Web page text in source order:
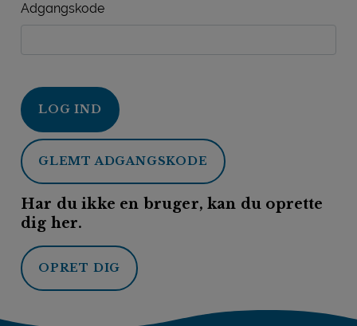
Adgangskode
LOG IND
GLEMT ADGANGSKODE
Har du ikke en bruger, kan du oprette
dig her.
OPRET DIG